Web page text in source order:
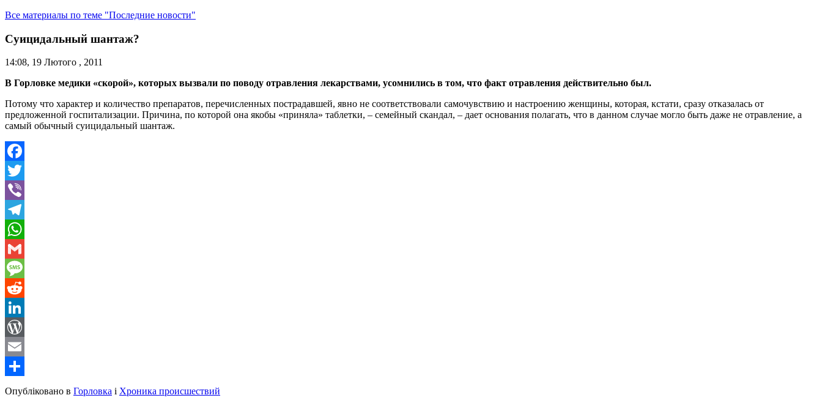
Все материалы по теме "Последние новости"
Суицидальный шантаж?
14:08, 19 Лютого , 2011
В Горловке медики «скорой», которых вызвали по поводу отравления лекарствами, усомнились в том, что факт отравления действительно был.
Потому что характер и количество препаратов, перечисленных пострадавшей, явно не соответствовали самочувствию и настроению женщины, которая, кстати, сразу отказалась от
предложенной госпитализации. Причина, по которой она якобы «приняла» таблетки, – семейный скандал, – дает основания полагать, что в данном случае могло быть даже не отравление, а
самый обычный суицидальный шантаж.
Facebook
Twitter
Viber
Telegram
WhatsApp
Gmail
Message
Reddit
LinkedIn
WordPress
Email
Share
Опубліковано в Горловка і Хроника происшествий